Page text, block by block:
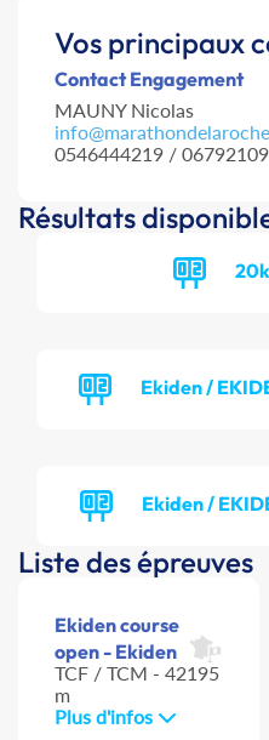
Vos principaux
Contact Engagement
MAUNY Nicolas
0546444219 /
Résultats
Ekiden /
Ekiden /
Liste des épreuves
Ekiden course
open - Ekiden
TCF / TCM - 42195
m
Plus d'infos